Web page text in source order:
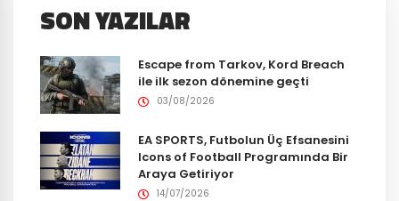
SON YAZILAR
Escape from Tarkov, Kord Breach
ile ilk sezon dönemine geçti
03/08/2026
EA SPORTS, Futbolun Üç Efsanesini
Icons of Football Programında Bir
Araya Getiriyor
14/07/2026